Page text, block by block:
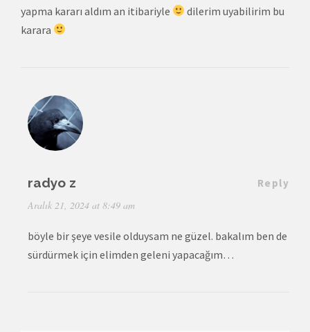
yapma kararı aldım an itibariyle
dilerim uyabilirim bu
karara
radyo z
Aralık 21, 2024 at 8:49 am
Reply
böyle bir şeye vesile olduysam ne güzel. bakalım ben de
sürdürmek için elimden geleni yapacağım…